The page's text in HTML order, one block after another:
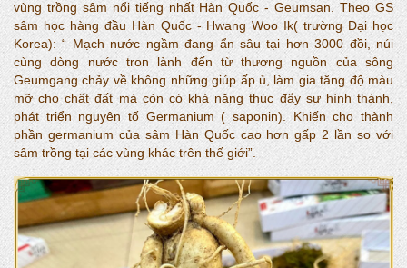
vùng trồng sâm nổi tiếng nhất Hàn Quốc - Geumsan. Theo GS
sâm học hàng đầu Hàn Quốc - Hwang Woo Ik( trường Đại học
Korea): “ Mạch nước ngầm đang ẩn sâu tại hơn 3000 đồi, núi
cùng dòng nước tron lành đến từ thương nguồn của sông
Geumgang chảy về không những giúp ấp ủ, làm gia tăng độ màu
mỡ cho chất đất mà còn có khả năng thúc đẩy sự hình thành,
phát triển nguyên tố Germanium ( saponin). Khiến cho thành
phần germanium của sâm Hàn Quốc cao hơn gấp 2 lần so với
sâm trồng tại các vùng khác trên thế giới”.